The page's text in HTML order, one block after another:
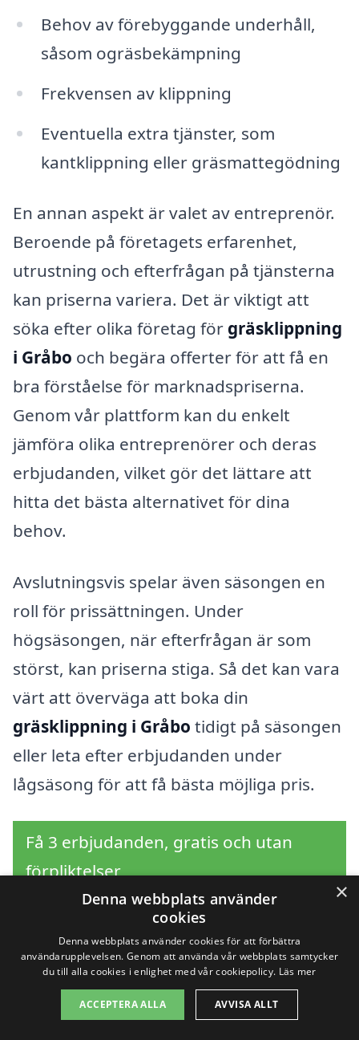
Behov av förebyggande underhåll,
såsom ogräsbekämpning
Frekvensen av klippning
Eventuella extra tjänster, som
kantklippning eller gräsmattegödning
En annan aspekt är valet av entreprenör.
Beroende på företagets erfarenhet,
utrustning och efterfrågan på tjänsterna
kan priserna variera. Det är viktigt att
söka efter olika företag för gräsklippning
i Gråbo och begära offerter för att få en
bra förståelse för marknadspriserna.
Genom vår plattform kan du enkelt
jämföra olika entreprenörer och deras
erbjudanden, vilket gör det lättare att
hitta det bästa alternativet för dina
behov.
Avslutningsvis spelar även säsongen en
roll för prissättningen. Under
högsäsongen, när efterfrågan är som
störst, kan priserna stiga. Så det kan vara
värt att överväga att boka din
gräsklippning i Gråbo tidigt på säsongen
eller leta efter erbjudanden under
lågsäsong för att få bästa möjliga pris.
Få 3 erbjudanden, gratis och utan
förpliktelser
Sök efter en
professionell för
×
Denna webbplats använder
cookies
Denna webbplats använder cookies för att förbättra
användarupplevelsen. Genom att använda vår webbplats samtycker
du till alla cookies i enlighet med vår cookiepolicy. Läs mer
ACCEPTERA ALLA AVVISA ALLT